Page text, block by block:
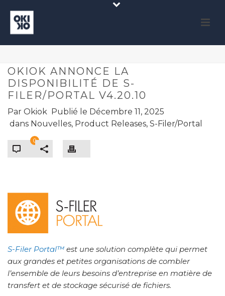
OKIOK ANNONCE LA
DISPONIBILITÉ DE S-
FILER/PORTAL V4.20.10
Par Okiok Publié le Décembre 11, 2025
dans Nouvelles, Product Releases, S-Filer/Portal
0
S-Filer Portal™ est une solution complète qui permet
aux grandes et petites organisations de combler
l’ensemble de leurs besoins d’entreprise en matière de
transfert et de stockage sécurisé de fichiers.